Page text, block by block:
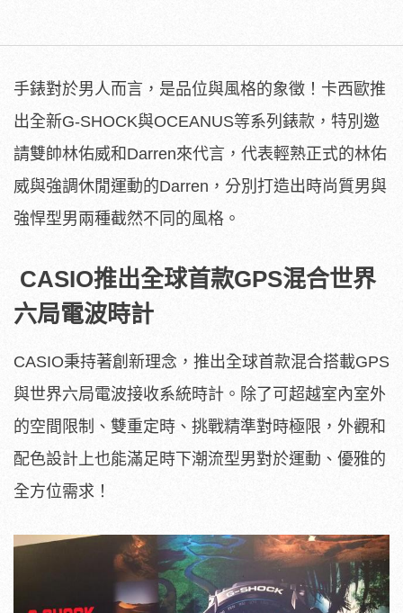
手錶對於男人而言，是品位與風格的象徵！卡西歐推
出全新G-SHOCK與OCEANUS等系列錶款，特別邀
請雙帥林佑威和Darren來代言，代表輕熟正式的林佑
威與強調休閒運動的Darren，分別打造出時尚質男與
強悍型男兩種截然不同的風格。
CASIO推出全球首款GPS混合世界
六局電波時計
CASIO秉持著創新理念，推出全球首款混合搭載GPS
與世界六局電波接收系統時計。除了可超越室內室外
的空間限制、雙重定時、挑戰精準對時極限，外觀和
配色設計上也能滿足時下潮流型男對於運動、優雅的
全方位需求！